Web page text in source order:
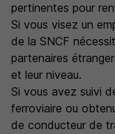
pertinentes pour
Si vous visez un
de la SNCF
partenaires
et leur niveau.
Si vous avez suivi
ferroviaire ou
de conducteur de